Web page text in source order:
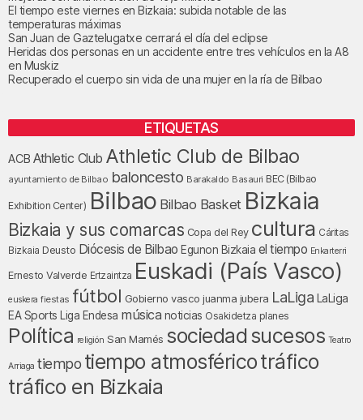
El tiempo este viernes en Bizkaia: subida notable de las
temperaturas máximas
San Juan de Gaztelugatxe cerrará el día del eclipse
Heridas dos personas en un accidente entre tres vehículos en la A8
en Muskiz
Recuperado el cuerpo sin vida de una mujer en la ría de Bilbao
ETIQUETAS
ACB Athletic Club Athletic Club de Bilbao
ayuntamiento de Bilbao baloncesto Barakaldo Basauri BEC (Bilbao
Exhibition Center) Bilbao Bilbao Basket Bizkaia
Bizkaia y sus comarcas Copa del Rey cultura Cáritas
Bizkaia Deusto Diócesis de Bilbao Egunon Bizkaia el tiempo Enkarterri
Ernesto Valverde Ertzaintza Euskadi (País Vasco)
euskera fiestas fútbol Gobierno vasco juanma jubera LaLiga LaLiga
EA Sports Liga Endesa música noticias Osakidetza planes
Política religión San Mamés sociedad sucesos Teatro
Arriaga tiempo tiempo atmosféricotráfico
tráfico en Bizkaia